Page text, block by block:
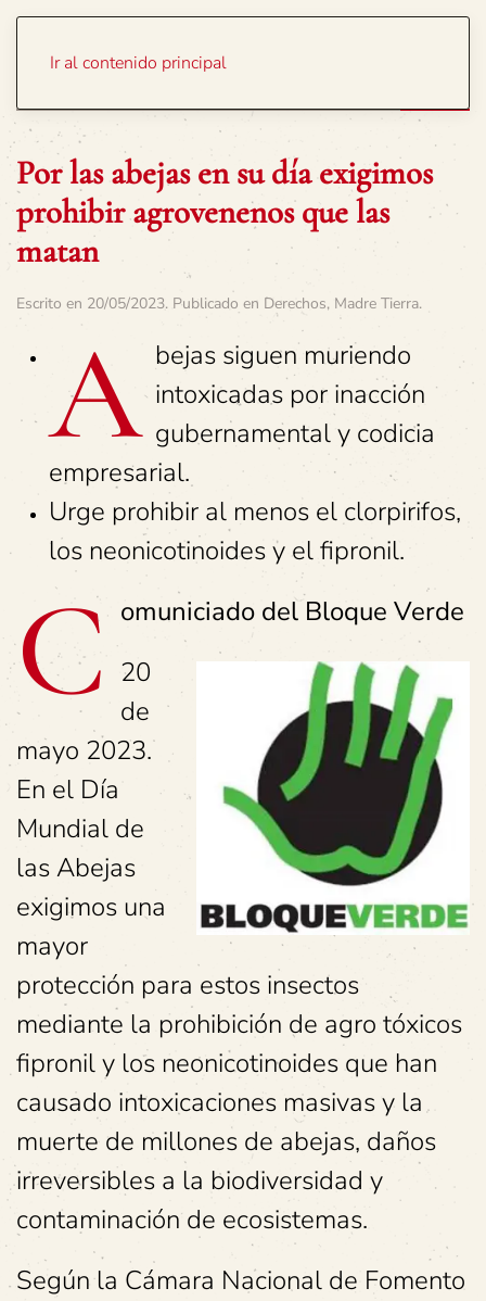
Ir al contenido principal
Por las abejas en su día exigimos
prohibir agrovenenos que las
matan
Escrito en 20/05/2023. Publicado en Derechos, Madre Tierra.
A bejas siguen muriendo
intoxicadas por inacción
gubernamental y codicia
empresarial.
Urge prohibir al menos el clorpirifos,
los neonicotinoides y el fipronil.
C omuniciado del Bloque Verde
20
de
mayo 2023.
En el Día
Mundial de
las Abejas
exigimos una
mayor
protección para estos insectos
mediante la prohibición de agro tóxicos
fipronil y los neonicotinoides que han
causado intoxicaciones masivas y la
muerte de millones de abejas, daños
irreversibles a la biodiversidad y
contaminación de ecosistemas.
Según la Cámara Nacional de Fomento